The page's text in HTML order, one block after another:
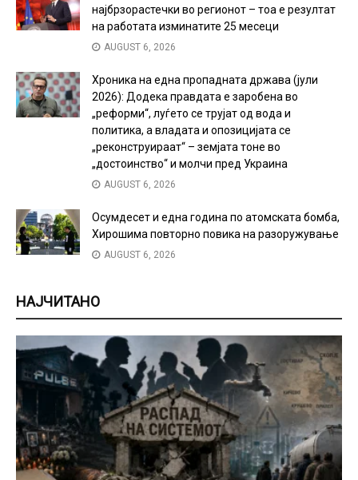
најбрзорастечки во регионот – тоа е резултат
на работата изминатите 25 месеци
AUGUST 6, 2026
Хроника на една пропадната држава (јули
2026): Додека правдата е заробена во
„реформи“, луѓето се трујат од вода и
политика, а владата и опозицијата се
„реконструираат“ – земјата тоне во
„достоинство“ и молчи пред Украина
AUGUST 6, 2026
Осумдесет и една година по атомската бомба,
Хирошима повторно повика на разоружување
AUGUST 6, 2026
НАЈЧИТАНО